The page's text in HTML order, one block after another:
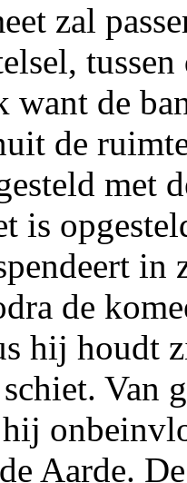
zal
de
de
met
is
de
hij houdt
Van
Aarde.